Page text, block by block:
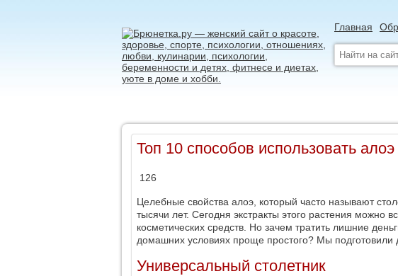
Главная
Топ 10 способов использовать
126
Целебные свойства алоэ, который часто называют
тысячи лет. Сегодня экстракты этого растения можно
косметических средств. Но зачем тратить лишние
домашних условиях проще простого? Мы подготовили
Универсальный столетник